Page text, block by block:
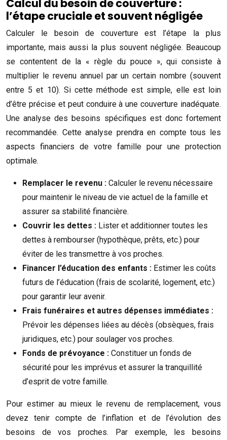
Calcul du besoin de couverture :
l’étape cruciale et souvent négligée
Calculer le besoin de couverture est l’étape la plus
importante, mais aussi la plus souvent négligée. Beaucoup
se contentent de la « règle du pouce », qui consiste à
multiplier le revenu annuel par un certain nombre (souvent
entre 5 et 10). Si cette méthode est simple, elle est loin
d’être précise et peut conduire à une couverture inadéquate.
Une analyse des besoins spécifiques est donc fortement
recommandée. Cette analyse prendra en compte tous les
aspects financiers de votre famille pour une protection
optimale.
Remplacer le revenu : Calculer le revenu nécessaire
pour maintenir le niveau de vie actuel de la famille et
assurer sa stabilité financière.
Couvrir les dettes : Lister et additionner toutes les
dettes à rembourser (hypothèque, prêts, etc.) pour
éviter de les transmettre à vos proches.
Financer l’éducation des enfants : Estimer les coûts
futurs de l’éducation (frais de scolarité, logement, etc.)
pour garantir leur avenir.
Frais funéraires et autres dépenses immédiates :
Prévoir les dépenses liées au décès (obsèques, frais
juridiques, etc.) pour soulager vos proches.
Fonds de prévoyance : Constituer un fonds de
sécurité pour les imprévus et assurer la tranquillité
d’esprit de votre famille.
Pour estimer au mieux le revenu de remplacement, vous
devez tenir compte de l’inflation et de l’évolution des
besoins de vos proches. Par exemple, les besoins